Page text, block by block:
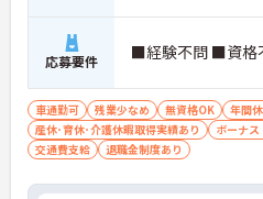
応募要件 ■経験不問 ■資格
車通勤可 残業少なめ 無資格OK 年間
産休･育休･介護休暇取得実績あり
ボーナス
交通費支給
退職金制度あり